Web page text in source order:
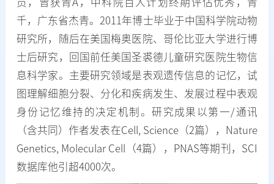
千，广东省杰青。2011年博士毕业于中国科学院动物
研究所，随后在美国梅奥医院、哥伦比亚大学进行博
士后研究，回国前任美国圣裘德儿童研究医院生物信
息科学家。主要研究领域是表观遗传信息的记忆，试
图理解细胞分裂、分化和疾病发生、发展过程中表观
身份记忆维持的决定机制。研究成果以第一/通讯
（含共同）作者发表在Cell, Science（2篇），Nature
Genetics, Molecular Cell（4篇），PNAS等期刊，SCI
数据库他引超4000次。